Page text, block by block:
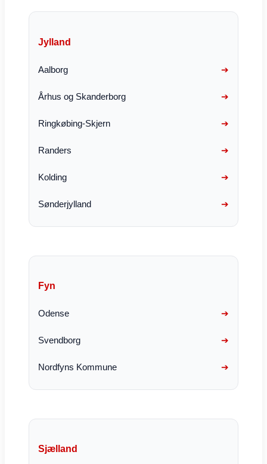
Jylland
Aalborg
Århus og Skanderborg
Ringkøbing-Skjern
Randers
Kolding
Sønderjylland
Fyn
Odense
Svendborg
Nordfyns Kommune
Sjælland